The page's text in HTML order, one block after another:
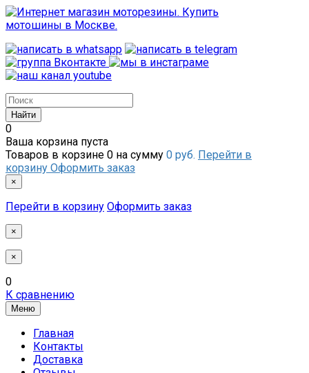
0
Ваша корзина пуста
Товаров в корзине 0 на сумму 0 руб. Перейти в
корзину Оформить заказ
×
Перейти в корзину Оформить заказ
×
×
0
К сравнению
Меню
Главная
Контакты
Доставка